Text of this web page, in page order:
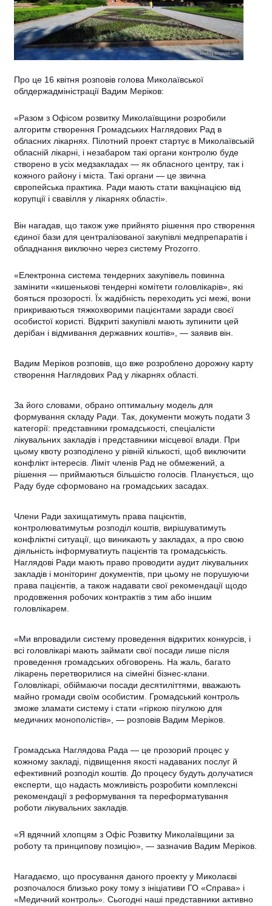
Про це 16 квітня розповів голова Миколаївської
облдержадміністрації Вадим Меріков:
«Разом з Офісом розвитку Миколаївщини розробили
алгоритм створення Громадських Наглядових Рад в
обласних лікарнях. Пілотний проект стартує в Миколаївській
обласній лікарні, і незабаром такі органи контролю буде
створено в усіх медзакладах — як обласного центру, так і
кожного району і міста.Такі органи — це звична
європейська практика. Ради мають стати вакцінацією від
корупції і свавілля у лікарнях області».
Він нагадав, що також уже прийнято рішення про створення
єдиної бази для централізованої закупівлі медпрепаратів і
обладнання виключно через систему Prozorro.
«Електронна система тендерних закупівель повинна
замінити «кишенькові тендерні комітети головлікарів», які
бояться прозорості. Їх жадібність переходить усі межі, вони
прикриваються тяжкохворими пацієнтами заради своєї
особистої користі. Відкриті закупівлі мають зупинити цей
дерібан і відмивання державних коштів», — заявив він.
Вадим Меріков розповів, що вже розроблено дорожну карту
створення Наглядових Рад у лікарнях області.
За його словами, обрано оптимальну модель для
формування складу Ради. Так, документи можуть подати 3
категорії: представники громадськості, спеціалісти
лікувальних закладів і представники місцевої влади. При
цьому квоту розподілено у рівній кількості, щоб виключити
конфлікт інтересів. Ліміт членів Рад не обмежений, а
рішення — приймаються більшістю голосів. Планується, що
Раду буде сформовано на громадських засадах.
Члени Ради захищатимуть права пацієнтів,
контролюватимутьм розподіл коштів, вирішуватимуть
конфліктні ситуації, що виникають у закладах, а про свою
діяльність інформуватиуть пацієнтів та громадськість.
Наглядові Ради мають право проводити аудит лікувальних
закладів і моніторинг документів, при цьому не порушуючи
права пацієнтів, а також надавати свої рекомендації щодо
продовження робочих контрактів з тим або іншим
головлікарем.
«Ми впровадили систему проведення відкритих конкурсів, і
всі головлікарі мають займати свої посади лише після
проведення громадських обговорень. На жаль, багато
лікарень перетворилися на сімейні бізнес-клани.
Головлікарі, обіймаючи посади десятиліттями, вважають
майно громади своїм особистим. Громадський контроль
зможе зламати систему і стати «гіркою пігулкою для
медичних монополістів», — розповів Вадим Меріков.
Громадська Наглядова Рада — це прозорий процес у
кожному закладі, підвищення якості надаваних послуг й
ефективний розподіл коштів. До процесу будуть долучатися
експерти, що надасть можливість розробити комплексні
рекомендації з реформування та переформатування
роботи лікувальних закладів.
«Я вдячний хлопцям з Офіс Розвитку Миколаївщини за
роботу та принципову позицію», — зазначив Вадим Меріков.
Нагадаємо, що просування даного проекту у Миколаєві
розпочалося близько року тому з ініціативи ГО«Справа» і
«Медичний контроль». Сьогодні наші представники активно